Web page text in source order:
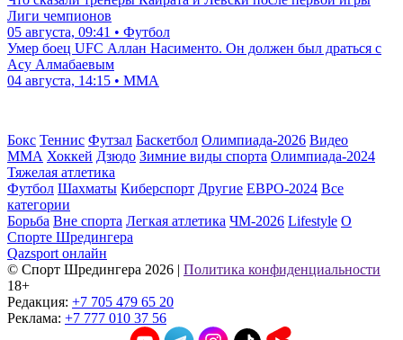
Лиги чемпионов
05 августа, 09:41 • Футбол
Умер боец UFC Аллан Насименто. Он должен был драться с
Асу Алмабаевым
04 августа, 14:15 • ММА
Бокс Теннис Футзал Баскетбол Олимпиада-2026 Видео
ММА Хоккей Дзюдо Зимние виды спорта Олимпиада-2024
Тяжелая атлетика
Футбол Шахматы Киберспорт Другие ЕВРО-2024 Все
категории
Борьба Вне спорта Легкая атлетика ЧМ-2026 Lifestyle О
Спорте Шредингера
Qazsport онлайн
© Cпорт Шредингера 2026 | Политика конфиденциальности
18+
Редакция: +7 705 479 65 20
Реклама: +7 777 010 37 56